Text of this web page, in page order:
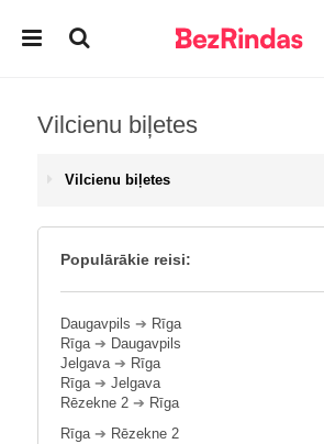
Vilcienu biļetes
Vilcienu biļetes
Populārākie reisi:
Daugavpils ➔ Rīga
Rīga➔ Daugavpils
Jelgava➔ Rīga
Rīga➔ Jelgava
Rēzekne 2 ➔ Rīga
Rīga➔ Rēzekne 2